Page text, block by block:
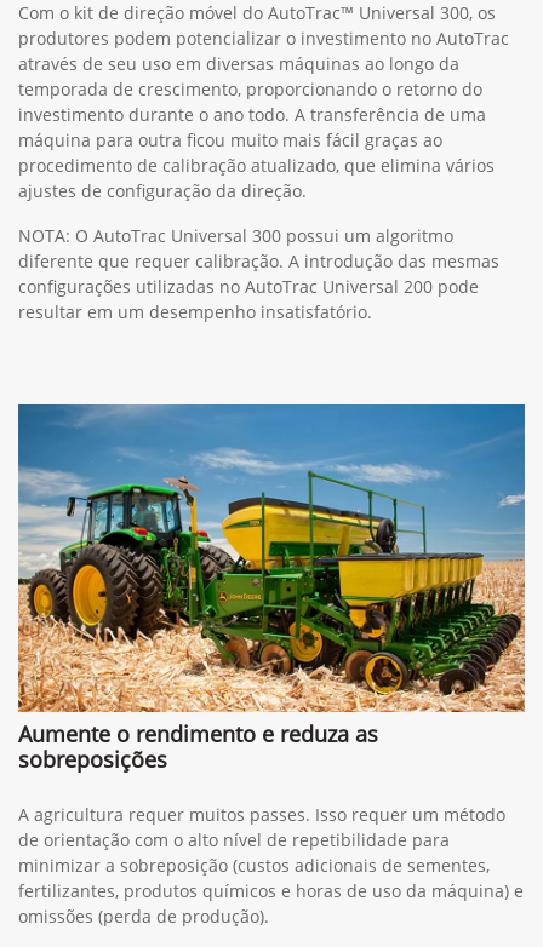
Com o kit de direção móvel do AutoTrac™ Universal 300, os
produtores podem potencializar o investimento no AutoTrac
através de seu uso em diversas máquinas ao longo da
temporada de crescimento, proporcionando o retorno do
investimento durante o ano todo. A transferência de uma
máquina para outra ficou muito mais fácil graças ao
procedimento de calibração atualizado, que elimina vários
ajustes de configuração da direção.
NOTA: O AutoTrac Universal 300 possui um algoritmo
diferente que requer calibração. A introdução das mesmas
configurações utilizadas no AutoTrac Universal 200 pode
resultar em um desempenho insatisfatório.
Aumente o rendimento e reduza as
sobreposições
A agricultura requer muitos passes. Isso requer um método
de orientação com o alto nível de repetibilidade para
minimizar a sobreposição (custos adicionais de sementes,
fertilizantes, produtos químicos e horas de uso da máquina) e
omissões (perda de produção).